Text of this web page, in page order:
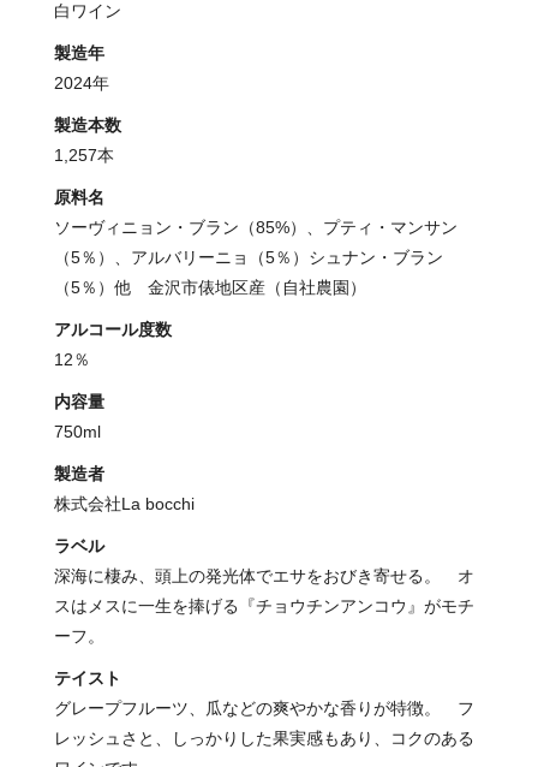
白ワイン
製造年
2024年
製造本数
1,257本
原料名
ソーヴィニョン・ブラン（85%）、プティ・マンサン
（5％）、アルバリーニョ（5％）シュナン・ブラン
（5％）他 金沢市俵地区産（自社農園）
アルコール度数
12％
内容量
750ml
製造者
株式会社La bocchi
ラベル
深海に棲み、頭上の発光体でエサをおびき寄せる。 オ
スはメスに一生を捧げる『チョウチンアンコウ』がモチ
ーフ。
テイスト
グレープフルーツ、瓜などの爽やかな香りが特徴。 フ
レッシュさと、しっかりした果実感もあり、コクのある